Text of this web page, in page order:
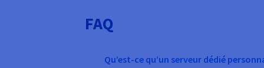
FAQ
Qu’est-ce qu’un serveur dédié